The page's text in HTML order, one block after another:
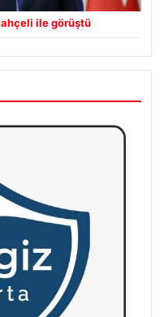
ile görüştü